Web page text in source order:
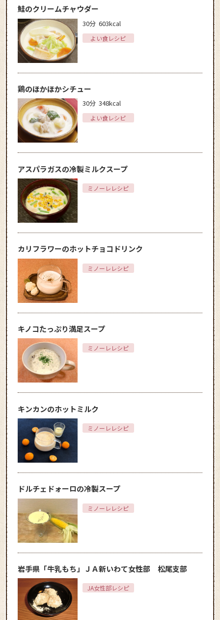
鮭のクリームチャウダー
30分 603kcal
よい食レシピ
鶏のほかほかシチュー
30分 348kcal
よい食レシピ
アスパラガスの冷製ミルクスープ
ミノーレレシピ
カリフラワーのホットチョコドリンク
ミノーレレシピ
キノコたっぷり満足スープ
ミノーレレシピ
キンカンのホットミルク
ミノーレレシピ
ドルチェドォーロの冷製スープ
ミノーレレシピ
岩手県「牛乳もち」ＪＡ新いわて女性部 松尾支部
JA女性部レシピ